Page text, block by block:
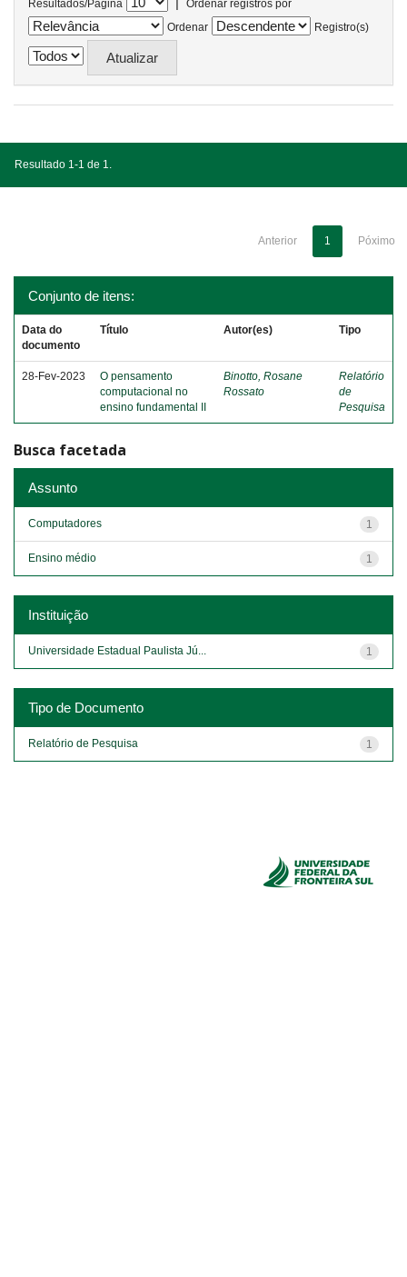
Resultados/Página
Ordenar registros por
Ordenar
Registro(s)
Resultado 1-1 de 1.
Anterior 1 Póximo
Conjunto de itens:
Data do
documento
Título Autor(es) Tipo
28-Fev-2023
O pensamento
computacional no
ensino fundamental II
Binotto, Rosane
Rossato
Relatório
de
Pesquisa
Busca facetada
Assunto
1
Computadores
1
Ensino médio
Instituição
1
Universidade Estadual Paulista Jú...
Tipo de Documento
1
Relatório de Pesquisa